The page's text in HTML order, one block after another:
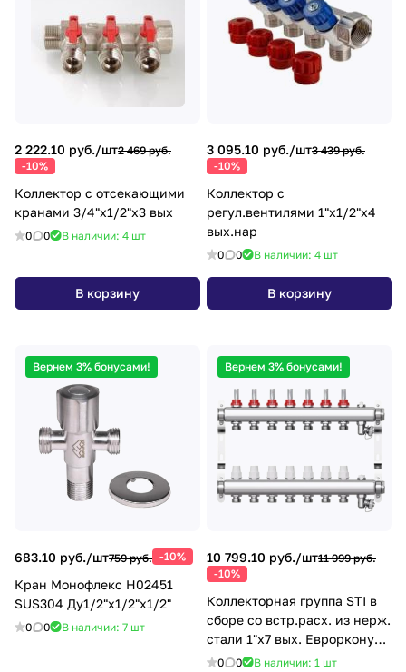
2 222.10 руб./шт2 469 руб.
-10%
Коллектор с отсекающими
кранами 3/4"х1/2"х3 вых
0 0 В наличии: 4 шт
В корзину
3 095.10 руб./шт3 439 руб.
-10%
Коллектор с
регул.вентилями 1"х1/2"х4
вых.нар
0 0 В наличии: 4 шт
В корзину
Вернем 3% бонусами!
683.10 руб./шт759 руб. -10%
Кран Монофлекс Н02451
SUS304 Ду1/2"х1/2"х1/2"
0 0 В наличии: 7 шт
Вернем 3% бонусами!
10 799.10 руб./шт11 999 руб.
-10%
Коллекторная группа STI в
сборе со встр.расх. из нерж.
стали 1"х7 вых. Еврорконус
3/4
0 0 В наличии: 1 шт